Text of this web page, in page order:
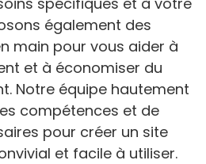
également des
main pour vous aider à
et à économiser du
Notre équipe hautement
compétences et de
pour créer un site
et facile à utiliser.